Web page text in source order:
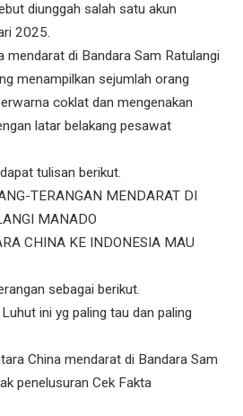
diunggah salah satu akun
2025.
mendarat di Bandara Sam Ratulangi
menampilkan sejumlah orang
coklat dan mengenakan
latar belakang pesawat
tulisan berikut.
TERANGAN MENDARAT DI
MANADO
CHINA KE INDONESIA MAU
sebagai berikut.
ini yg paling tau dan paling
China mendarat di Bandara Sam
penelusuran Cek Fakta